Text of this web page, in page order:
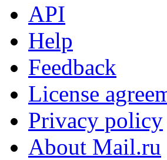
API
Help
Feedback
License
Privacy policy
About Mail.ru